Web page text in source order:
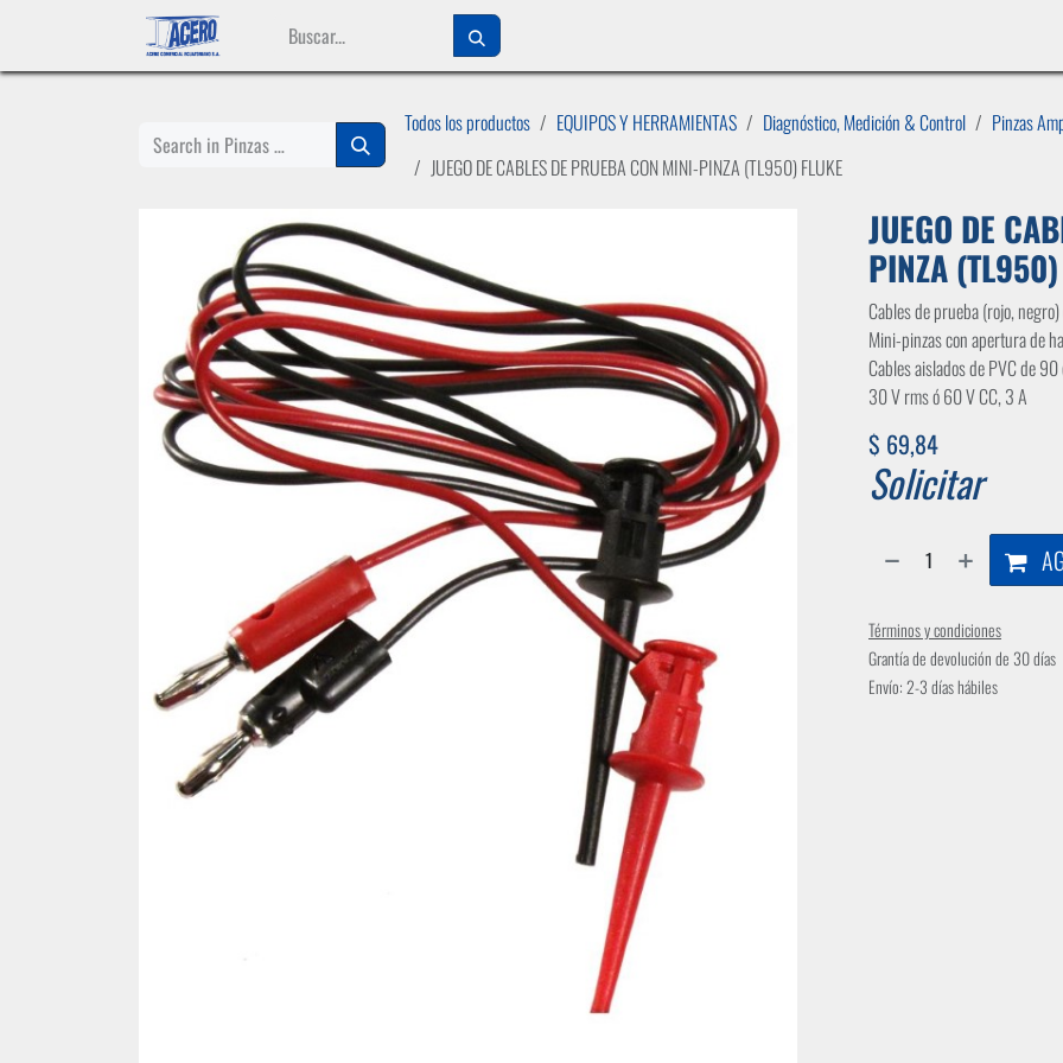
Todos los productos EQUIPOS Y HERRAMIENTAS Diagnóstico, Medición & Control
Pinzas
JUEGO DE CABLES DE PRUEBA CON MINI-PINZA (TL950) FLUKE
JUEGO DE
PINZA (TL950)
Cables de prueba (rojo,
Mini-pinzas con apertura de
Cables aislados de PVC de
30 V rms ó 60 V CC, 3 A
$ 69,84
Solicitar
Términos y condiciones
Grantía de devolución de 30 días
Envío: 2-3 días hábiles